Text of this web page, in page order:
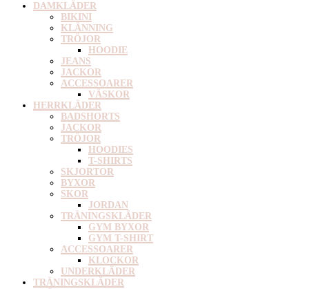
DAMKLÄDER
BIKINI
KLÄNNING
TRÖJOR
HOODIE
JEANS
JACKOR
ACCESSOARER
VÄSKOR
HERRKLÄDER
BADSHORTS
JACKOR
TRÖJOR
HOODIES
T-SHIRTS
SKJORTOR
BYXOR
SKOR
JORDAN
TRÄNINGSKLÄDER
GYM BYXOR
GYM T-SHIRT
ACCESSOARER
KLOCKOR
UNDERKLÄDER
TRÄNINGSKLÄDER